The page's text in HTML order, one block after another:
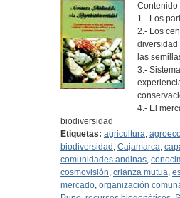
Contenido
1.- Los
2.- Los
diversidad
las
3.-
4.- El
biodiversidad
Etiquetas: agricultura,
biodiversidad , Cajamarca,
comunidades andinas,
cosmovisión, crianza mutua,
mercado, organización